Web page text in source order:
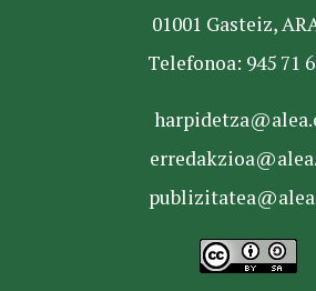
01001 Gasteiz,
Telefonoa: 945 71